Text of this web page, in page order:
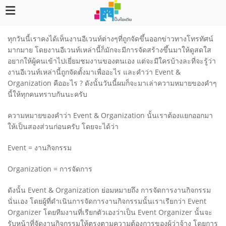
ทุกวันนี้เราคงได้เห็นงานอีเวนท์ต่างๆที่ถูกจัดขึ้นออกข่าวทางโทรทัศน์
มากมาย โดยงานอีเวนท์เหล่านี้ก็มักจะมีการจัดสร้างขึ้นมาให้ดูสดใส
อยากให้ผู้คนเข้าไปเยี่ยมชมงานของตนเอง แต่จะมีใครบ้างละที่จะรู้ว่า
งานอีเวนท์เหล่านี้ถูกจัดตั้งมาเพื่ออะไร และคำว่า Event &
Organization คืออะไร ? ดังนั้นวันนี้ผมก็จะมาเล่าความหมายของคำๆ
นี้ให้ทุกคนทราบกันนะครับ
ความหมายของคำว่า Event & Organization นั้นเราต้องแยกออกมา
ให้เป็นสองส่วนก่อนครับ โดยจะได้ว่า
Event = งานกิจกรรม
Organization = การจัดการ
ดังนั้น Event & Organization ย่อมหมายถึง การจัดการงานกิจกรรม
นั่นเอง โดยผู้ที่ดำเนินการจัดการงานกิจกรรมนั้นเราเรียกว่า Event
Organizer โดยทีมงานที่เรียกตัวเองว่าเป็น Event Organizer นั้นจะ
รับหน้าที่จัดงานกิจกรรมให้ตรงตามความต้องการของผู้ว่าจ้าง โดยการ